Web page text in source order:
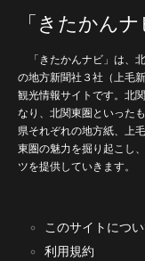
「きたかん
「きたかんナビ」は、
の地方新聞社３社（上毛
観光情報サイトです。北
なり、北関東圏といった
県それぞれの地方紙、上
東圏の魅力を掘り起こし
ツを提供していきます。
このサイトにつ
利用規約